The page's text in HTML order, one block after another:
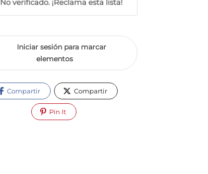
No verificado. ¡Reclama esta lista!
Iniciar sesión para marcar
elementos
Compartir Compartir
Pin It